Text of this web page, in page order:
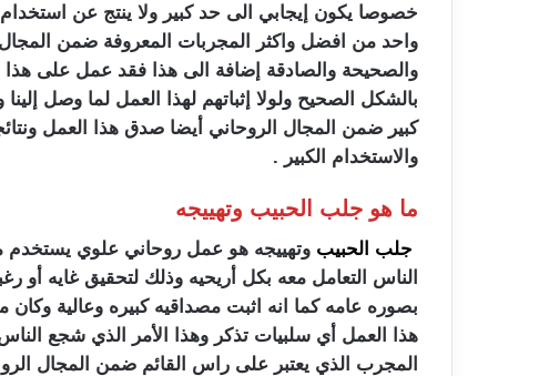
خصوصا يكون إيجابي الى حد كبير ولا ينتج عن
واحد من افضل واكثر المجربات المعروفة ضمن المجال
والصحيحة والصادقة إضافة الى هذا فقد عمل على هذا
بالشكل الصحيح ولولا إثباتهم لهذا العمل لما وصل
كبير ضمن المجال الروحاني أيضا صدق هذا العمل
والاستخدام الكبير .
ما هو جلب الحبيب وتهييجه
جلب الحبيب وتهييجه هو عمل روحاني علوي يستخدم
الناس التعامل معه بكل أريحيه وذلك لتحقيق غايه
بصوره عامه كما انه اثبت مصداقيه كبيره وعالية
هذا العمل أي سلبيات تذكر وهذا الأمر الذي شجع
المجرب الذي يعتبر على راس القائم ضمن المجال